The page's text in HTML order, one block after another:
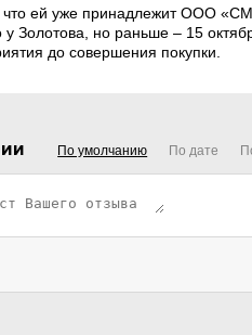
что ей уже принадлежит ООО
у Золотова, но раньше – 15
до совершения покупки.
По умолчанию По дате